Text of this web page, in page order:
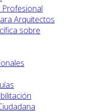
Arquitectos
sobre